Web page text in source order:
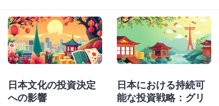
日本文化の投資決定
への影響
日本における持続可
能な投資戦略：グリ